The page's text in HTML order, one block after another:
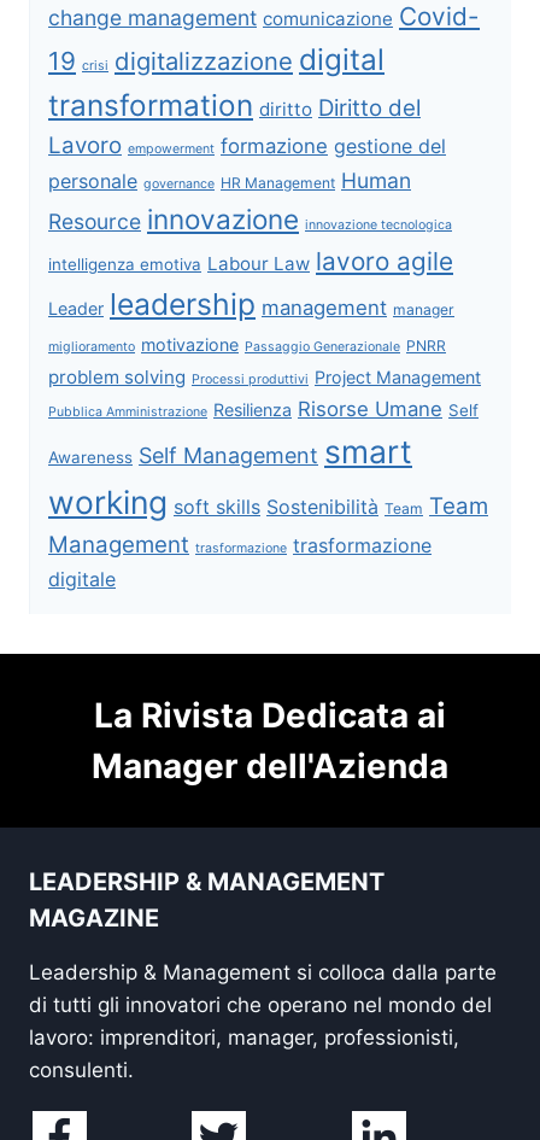
change management comunicazione Covid-
19 crisi digitalizzazione digital
transformation diritto Diritto del
Lavoro empowerment formazione gestione del
personale governance HR Management Human
Resource innovazione innovazione tecnologica
intelligenza emotiva Labour Law lavoro agile
Leader leadership management manager
miglioramento motivazione Passaggio Generazionale PNRR
problem solving Processi produttivi Project Management
Pubblica Amministrazione Resilienza Risorse Umane Self
Awareness Self Management smart
working soft skills Sostenibilità Team Team
Management trasformazione trasformazione
digitale
La Rivista Dedicata ai
Manager dell'Azienda
LEADERSHIP & MANAGEMENT
MAGAZINE
Leadership & Management si colloca dalla parte
di tutti gli innovatori che operano nel mondo del
lavoro: imprenditori, manager, professionisti,
consulenti.